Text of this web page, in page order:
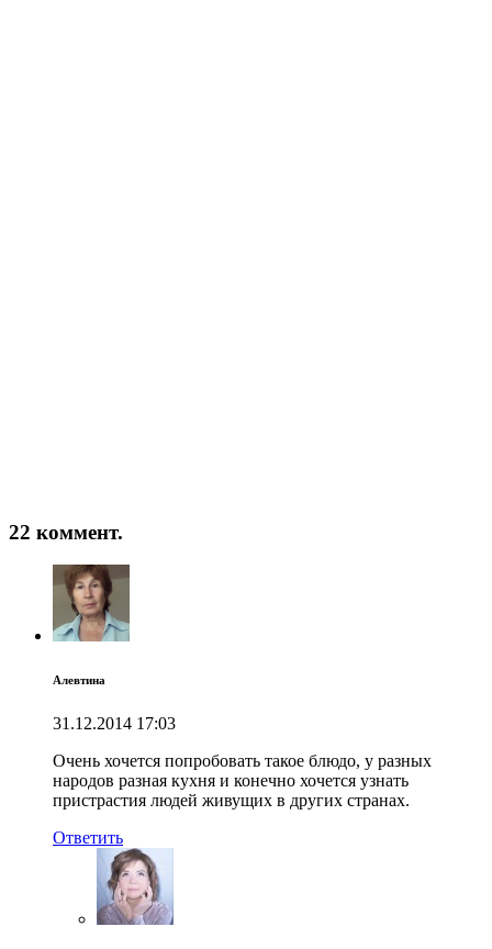
22 коммент.
Алевтина
31.12.2014 17:03
Очень хочется попробовать такое блюдо, у разных
народов разная кухня и конечно хочется узнать
пристрастия людей живущих в других странах.
Ответить